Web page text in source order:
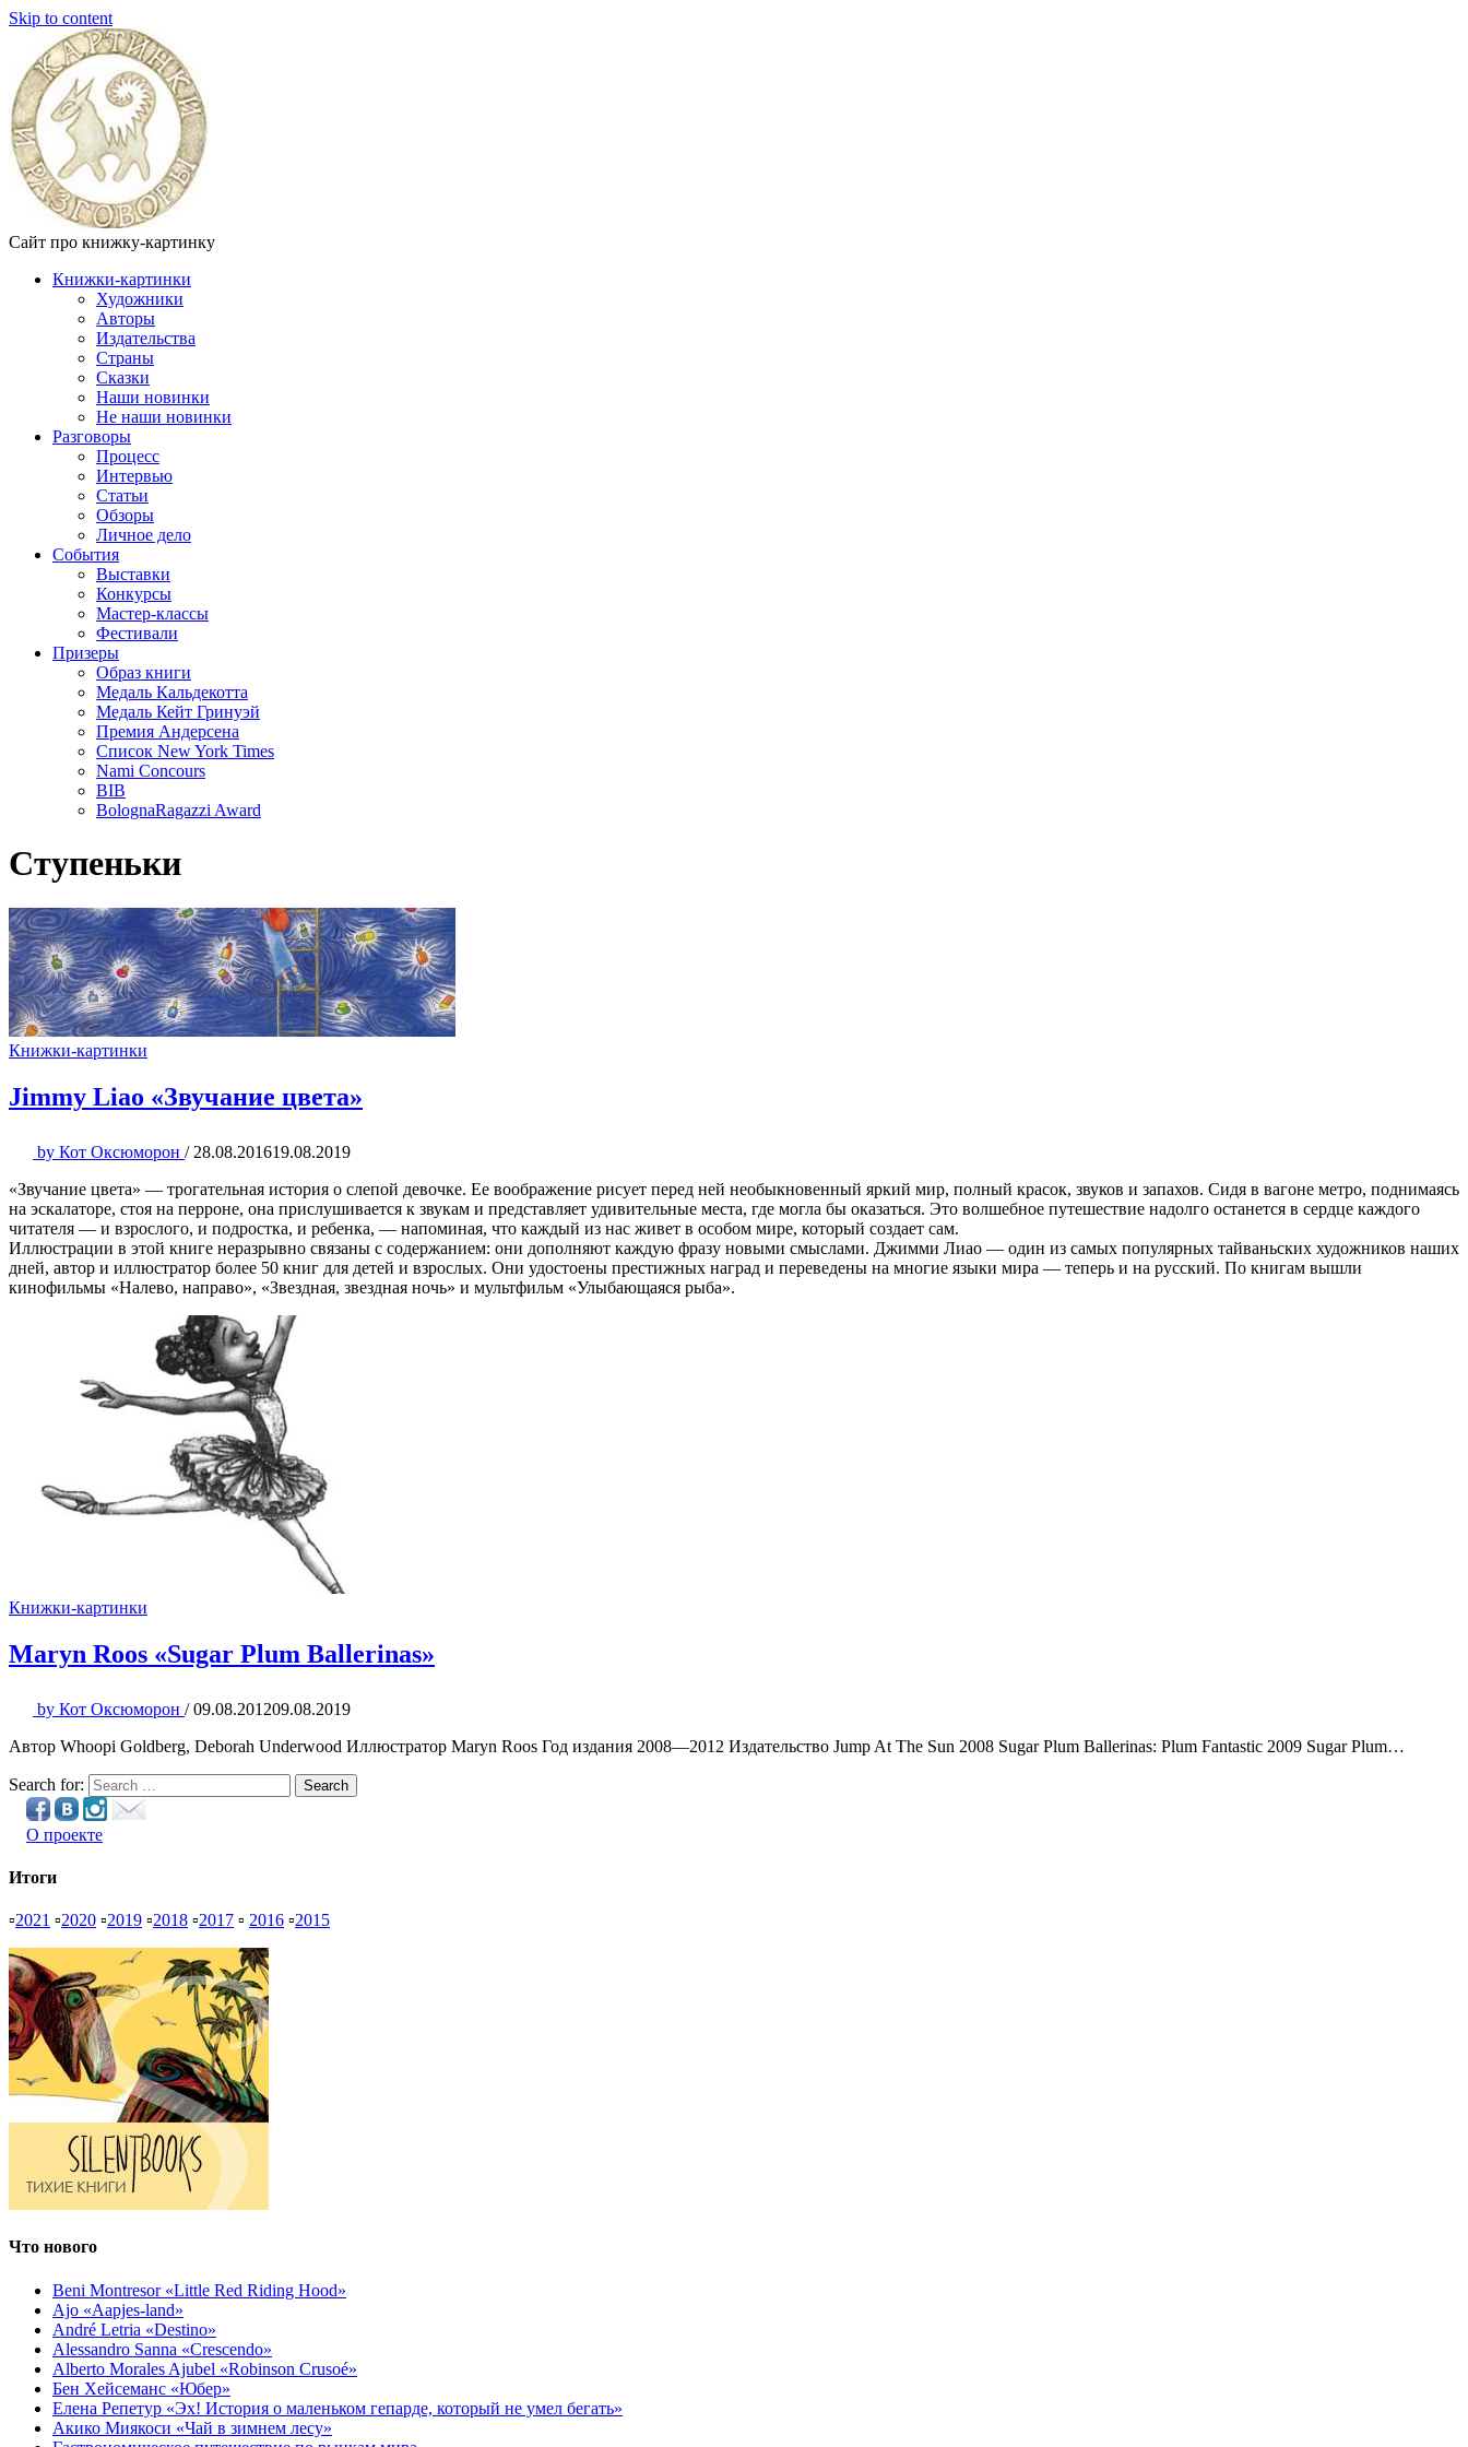
Skip to content
Сайт про книжку-картинку
Книжки-картинки
Художники
Авторы
Издательства
Страны
Сказки
Наши новинки
Не наши новинки
Разговоры
Процесс
Интервью
Статьи
Обзоры
Личное дело
События
Выставки
Конкурсы
Мастер-классы
Фестивали
Призеры
Образ книги
Медаль Кальдекотта
Медаль Кейт Гринуэй
Премия Андерсена
Список New York Times
Nami Concours
BIB
BolognaRagazzi Award
Ступеньки
Книжки-картинки
Jimmy Liao «Звучание цвета»
by Кот Оксюморон / 28.08.201619.08.2019
«Звучание цвета» — трогательная история о слепой девочке. Ее воображение рисует перед ней необыкновенный яркий мир, полный красок, звуков и запахов. Сидя в вагоне метро, поднимаясь
на эскалаторе, стоя на перроне, она прислушивается к звукам и представляет удивительные места, где могла бы оказаться. Это волшебное путешествие надолго останется в сердце каждого
читателя — и взрослого, и подростка, и ребенка, — напоминая, что каждый из нас живет в особом мире, который создает сам.
Иллюстрации в этой книге неразрывно связаны с содержанием: они дополняют каждую фразу новыми смыслами. Джимми Лиао — один из самых популярных тайваньских художников наших
дней, автор и иллюстратор более 50 книг для детей и взрослых. Они удостоены престижных наград и переведены на многие языки мира — теперь и на русский. По книгам вышли
кинофильмы «Налево, направо», «Звездная, звездная ночь» и мультфильм «Улыбающаяся рыба».
Книжки-картинки
Maryn Roos «Sugar Plum Ballerinas»
by Кот Оксюморон / 09.08.201209.08.2019
Автор Whoopi Goldberg, Deborah Underwood Иллюстратор Maryn Roos Год издания 2008—2012 Издательство Jump At The Sun 2008 Sugar Plum Ballerinas: Plum Fantastic 2009 Sugar Plum…
Search for: Search
О проекте
Итоги
▫2021 ▫2020 ▫2019 ▫2018 ▫2017 ▫ 2016 ▫2015
Что нового
Beni Montresor «Little Red Riding Hood»
Ajo «Aapjes-land»
André Letria «Destino»
Alessandro Sanna «Crescendo»
Alberto Morales Ajubel «Robinson Crusoé»
Бен Хейсеманс «Юбер»
Елена Репетур «Эх! История о маленьком гепарде, который не умел бегать»
Акико Миякоси «Чай в зимнем лесу»